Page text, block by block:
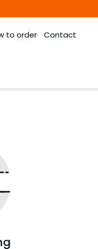
to order Contact